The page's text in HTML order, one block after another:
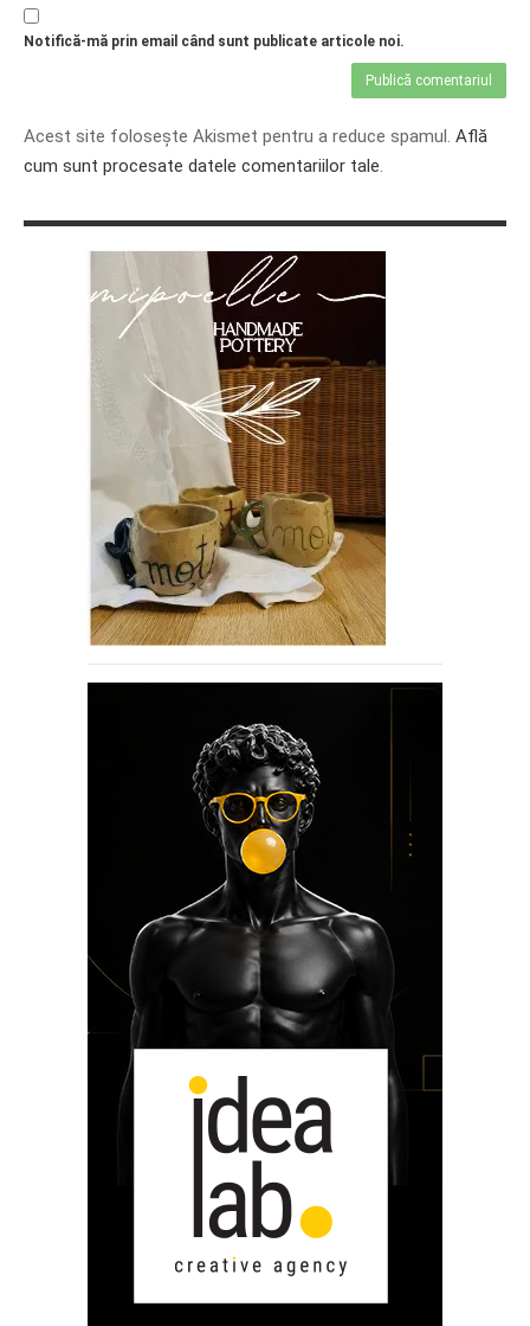
Notifică-mă prin email când sunt publicate articole noi.
Acest site folosește Akismet pentru a reduce spamul. Află
cum sunt procesate datele comentariilor tale.